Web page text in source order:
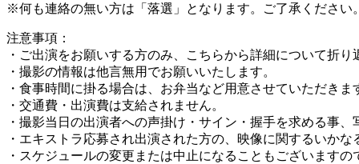
※何も連絡の無い方は「落選」となります。ご了承ください。
注意事項：
・ご出演をお願いする方のみ、こちらから詳細について折
・撮影の情報は他言無用でお願いいたします。
・食事時間に掛る場合は、お弁当など用意させていただきま
・交通費・出演費は支給されません。
・撮影当日の出演者への声掛け・サイン・握手を求める事
・エキストラ応募され出演された方の、映像に関するいか
・スケジュールの変更または中止になることもございます